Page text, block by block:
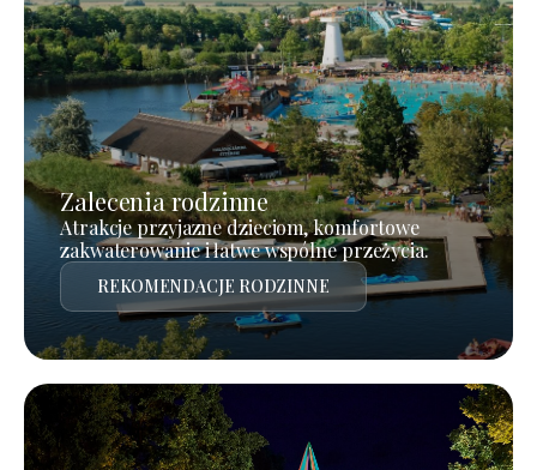
Zalecenia rodzinne
Atrakcje przyjazne dzieciom, komfortowe
zakwaterowanie i łatwe wspólne przeżycia.
REKOMENDACJE RODZINNE